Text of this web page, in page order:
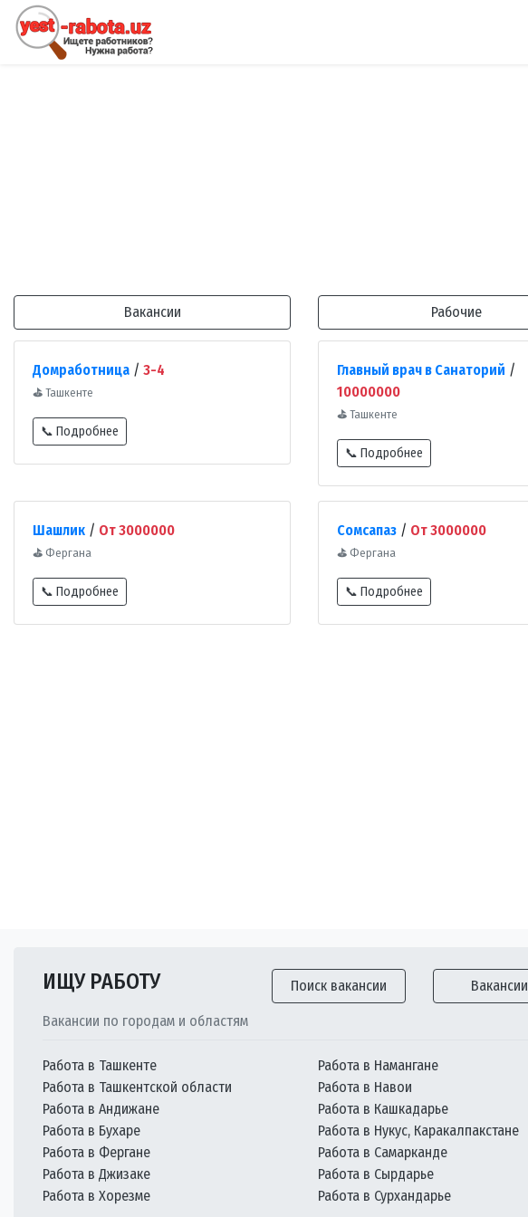
Вакансии Рабочие
Домработница / 3-4
⛳ Ташкенте
📞 Подробнее
Главный врач в Санаторий /
10000000
⛳ Ташкенте
📞 Подробнее
Шашлик / От 3000000
⛳ Фергана
📞 Подробнее
Сомсапаз / От 3000000
⛳ Фергана
📞 Подробнее
ИЩУ РАБОТУ Поиск вакансии Вакансии
Вакансии по городам и областям
Работа в Ташкенте
Работа в Ташкентской области
Работа в Андижане
Работа в Бухаре
Работа в Фергане
Работа в Джизаке
Работа в Хорезме
Работа в Намангане
Работа в Навои
Работа в Кашкадарье
Работа в Нукус, Каракалпакстане
Работа в Самарканде
Работа в Сырдарье
Работа в Сурхандарье